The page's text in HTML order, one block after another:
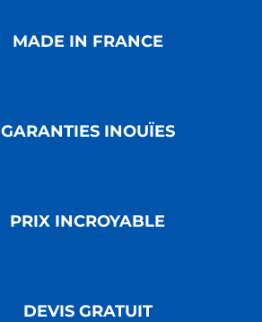
MADE IN FRANCE
GARANTIES INOUÏES
PRIX INCROYABLE
DEVIS GRATUIT